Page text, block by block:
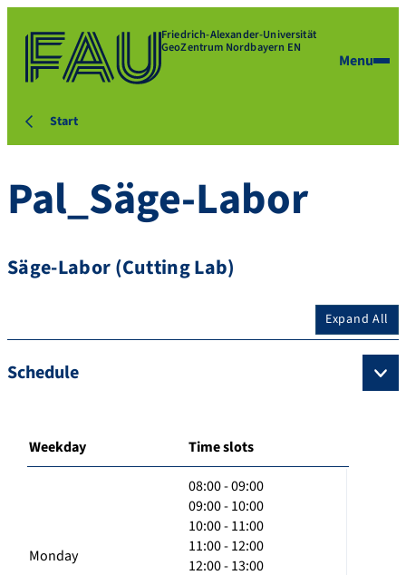
Friedrich-Alexander-Universität
GeoZentrum Nordbayern EN
Menu
Start
Pal_Säge-Labor
Säge-Labor (Cutting Lab)
Expand All
Schedule
Weekday Time slots
Monday
08:00 - 09:00
09:00 - 10:00
10:00 - 11:00
11:00 - 12:00
12:00 - 13:00